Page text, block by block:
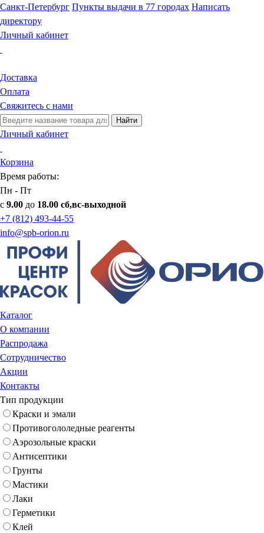
Санкт-Петербург Пункты выдачи в 77 городах Написать
директору
Личный кабинет
Доставка
Оплата
Свяжитесь с нами
Найти
Личный кабинет
Корзина
Время работы:
Пн - Пт
с 9.00 до 18.00 сб,вс-выходной
+7 (812) 493-44-55
info@spb-orion.ru
Каталог
О компании
Распродажа
Сотрудничество
Акции
Контакты
Тип продукции
Краски и эмали
Противогололедные реагенты
Аэрозольные краски
Антисептики
Грунты
Мастики
Лаки
Герметики
Клей